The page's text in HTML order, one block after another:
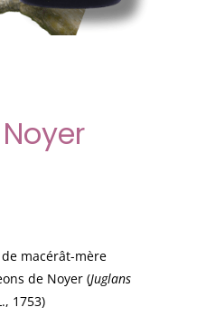
macérât-mère
de Noyer (Juglans
1753)